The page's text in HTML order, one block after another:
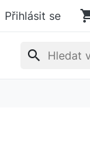
Přihlásit se
search